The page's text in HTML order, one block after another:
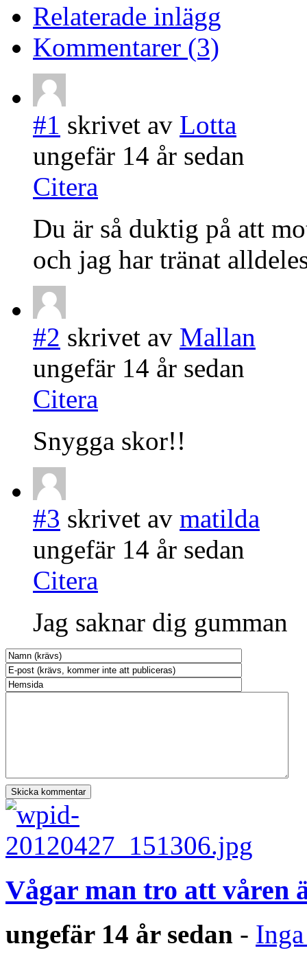
Relaterade inlägg
Kommentarer (3)
#1 skrivet av Lotta
ungefär 14 år sedan
Citera
Du är så duktig på att
och jag har tränat
#2 skrivet av Mallan
ungefär 14 år sedan
Citera
Snygga skor!!
#3 skrivet av matilda
ungefär 14 år sedan
Citera
Jag saknar dig gumman
Vågar man tro att våren
ungefär 14 år sedan -